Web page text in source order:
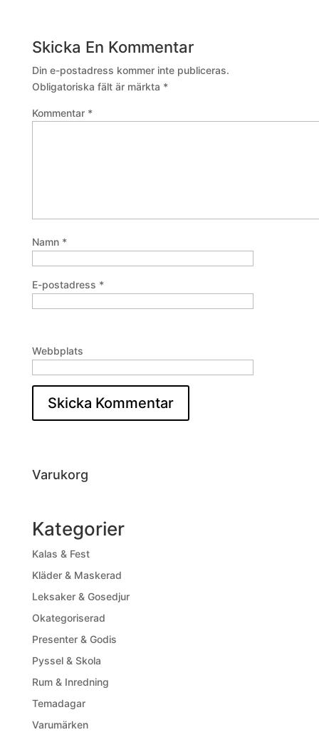
Skicka En Kommentar
Din e-postadress kommer inte publiceras.
Obligatoriska fält är märkta *
Kommentar *
Namn *
E-postadress *
Webbplats
Varukorg
Kategorier
Kalas & Fest
Kläder & Maskerad
Leksaker & Gosedjur
Okategoriserad
Presenter & Godis
Pyssel & Skola
Rum & Inredning
Temadagar
Varumärken